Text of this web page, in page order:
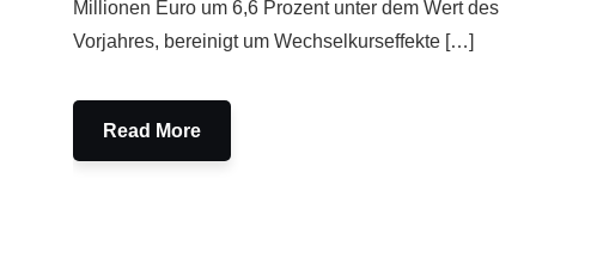
Millionen Euro um 6,6 Prozent unter dem Wert des
Vorjahres, bereinigt um Wechselkurseffekte […]
Read More